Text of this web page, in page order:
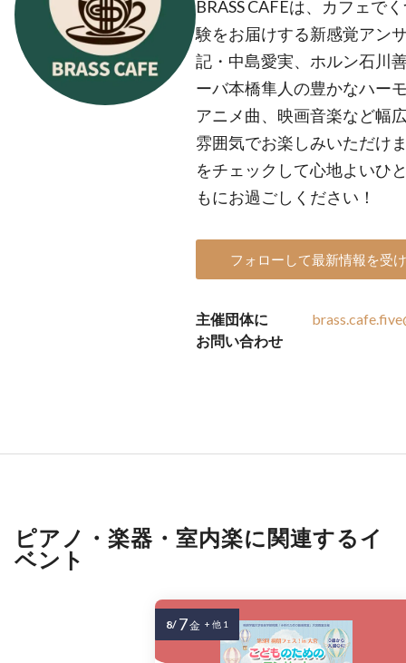
BRASS CAFEは、カフェで
験をお届けする新感覚アン
記・中島愛実、ホルン石川
ーバ本橋隼人の豊かなハー
アニメ曲、映画音楽など幅
雰囲気でお楽しみいただけ
をチェックして心地よいひ
もにお過ごしください！
フォローして最新情報を受
主催団体に
お問い合わせ
ピアノ・楽器・室内楽に関連するイ
ベント
8/ 7金 + 他 1